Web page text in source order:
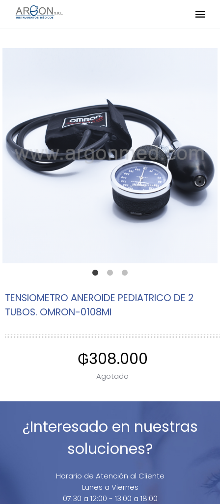
TENSIOMETRO ANEROIDE PEDIATRICO DE 2
TUBOS. OMRON-0108MI
₲308.000
Agotado
¿Interesado en nuestras
soluciones?
Horario de Atención al Cliente
Lunes a Viernes
07:30 a 12:00 - 13:00 a 18:00